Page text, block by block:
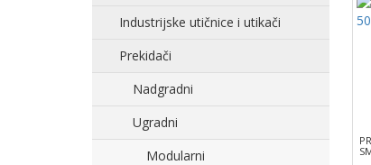
Industrijske utičnice i utikači
Prekidači
Nadgradni
Ugradni
Modularni